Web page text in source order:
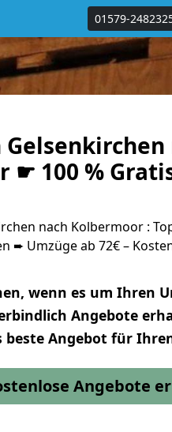
01579-
Gelsenkirchen
☛ 100 %
nach Kolbermoor :
➨ Umzüge ab 72€ –
wenn es um Ihren
Angebote
beste Angebot für
Angebote